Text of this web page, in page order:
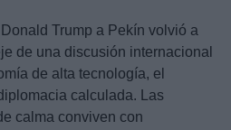
Trump a Pekín volvió a
de una discusión internacional
de alta tecnología, el
calculada. Las
calma conviven con